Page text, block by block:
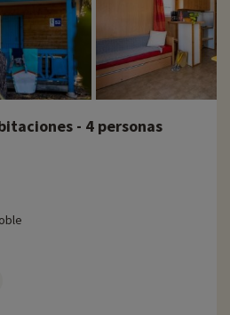
- 4 personas